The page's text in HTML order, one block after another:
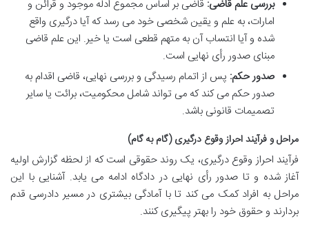
بررسی علم قاضی: قاضی بر اساس مجموع ادله موجود و قرائن و
امارات، به علم و یقین شخصی خود می رسد که آیا درگیری واقع
شده و آیا انتساب آن به متهم قطعی است یا خیر. این علم قاضی
مبنای صدور رأی نهایی است.
صدور حکم: پس از اتمام رسیدگی و بررسی نهایی، قاضی اقدام به
صدور حکم می کند که می تواند شامل محکومیت، برائت یا سایر
تصمیمات قانونی باشد.
مراحل و فرآیند احراز وقوع درگیری (گام به گام)
فرآیند احراز وقوع درگیری، یک روند حقوقی است که از لحظه گزارش اولیه
آغاز شده و تا صدور رأی نهایی در دادگاه ادامه می یابد. آشنایی با این
مراحل به افراد کمک می کند تا با آمادگی بیشتری در مسیر دادرسی قدم
بردارند و حقوق خود را بهتر پیگیری کنند.